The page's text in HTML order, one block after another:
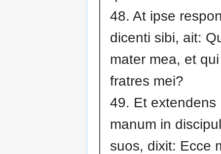
48. At ipse
dicenti sibi, ait:
mater mea, et
fratres mei?
49. Et extendens
manum in
suos, dixit: Ecce